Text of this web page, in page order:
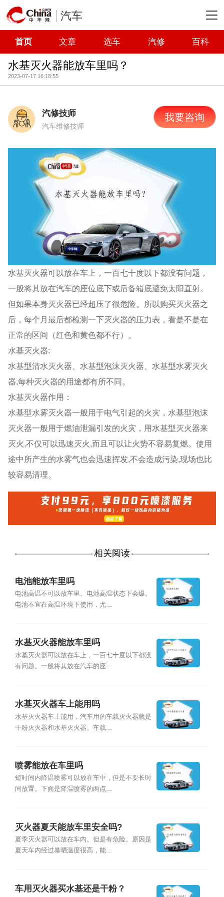
汽车
首页 文章 选车 汽修 百科
水基灭火器能放车里吗？
2023-07-17 16:18:55
汽修技师
汽车维修技师
我要咨询
水基灭火器可以放在车上，一百七十度以下都没有问题，
一般将其放在汽车的座位底下或后备箱底避免太阳直射。
但如果本身灭火器已经超压了很危险。所以购买灭火器之
后，每个月最后都检测一下灭火器的压力表，看是不是在
正常的区间（红色和黄色都不行）。
水基灭火器:
水基型清水灭火器、水基型泡沫灭火器、水基型水雾灭火
器,每种灭火器的用途都有所不同。
水基灭火器作用：
水基型水雾灭火器一般用于电气引起的火灾，水基型泡沫
灭火器一般用于燃油泄漏引发的火灾，用水基型灭火器来
灭火,不仅可以迅速灭火,而且可以让火势不容易复燃。使用
途中所产生的水雾气也会迅速挥发,不会造成污染,现场也比
较容易清理。
相关阅读
电池能放车里吗
电池高温不可以放车里。电池高温状态下会爆。
电池不宜在高温环境下使用，尤...
水基灭火器能放车里吗
水基灭火器可以放在车上，一百七十度以下都没
有问题。一般将其放在汽车的座...
水基灭火器车上能用吗
水基灭火器车上能用，汽车用的车载灭火器就是
干粉灭火器和水基灭火器。车载...
喷雾能放在车里吗
短时间内降温喷雾可以放在车中，但是不要长时
间放置。下面是降温喷雾的两点...
灭火器夏天能放车里安全吗?
夏季灭火器可以放在车内。但是有危险。原因是
夏天车内经过暴晒温度很高，能...
车用灭火器买水基还是干粉？